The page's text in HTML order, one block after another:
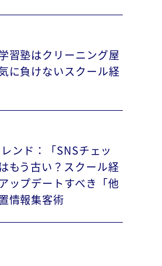
習塾はクリーニング屋
に負けないスクール経
ンド：「SNSチェッ
もう古い？スクール経
ップデートすべき「他
情報集客術